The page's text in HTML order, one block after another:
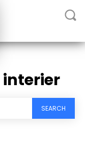
interier
SEARCH